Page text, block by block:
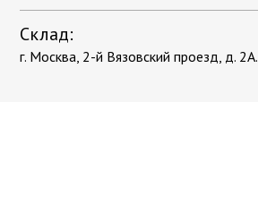
Склад:
г. Москва, 2-й Вязовский проезд, д. 2А.